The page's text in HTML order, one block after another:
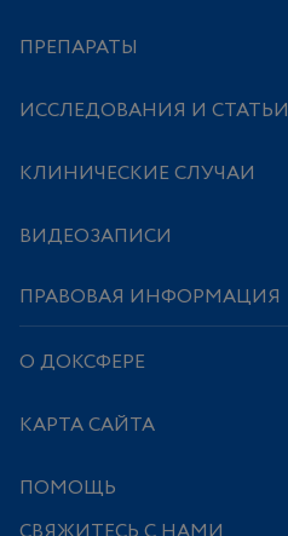
ПРЕПАРАТЫ
ИССЛЕДОВАНИЯ И СТАТЬИ
КЛИНИЧЕСКИЕ СЛУЧАИ
ВИДЕОЗАПИСИ
ПРАВОВАЯ ИНФОРМАЦИЯ
О ДОКСФЕРЕ
КАРТА САЙТА
ПОМОЩЬ